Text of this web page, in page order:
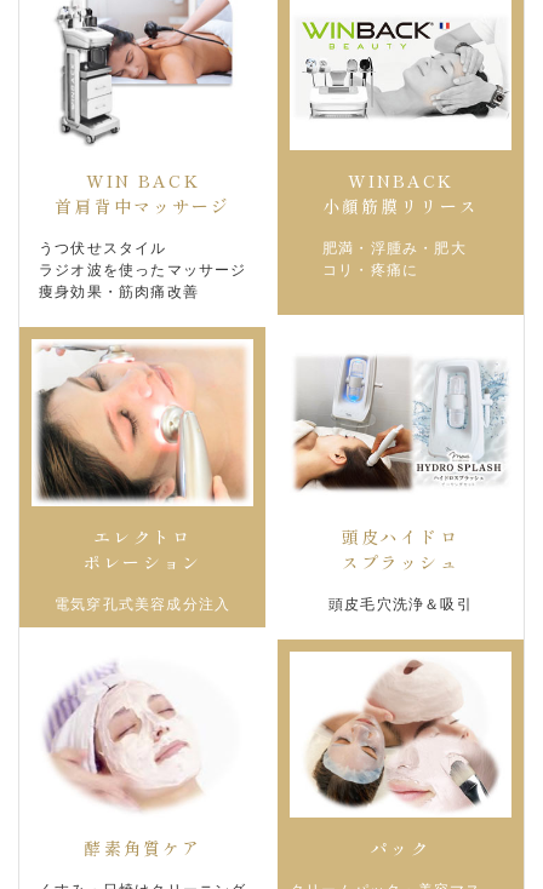
WIN BACK
首肩背中マッサージ
うつ伏せスタイル
ラジオ波を使ったマッサージ
痩身効果・筋肉痛改善
WINBACK
小顔筋膜リリース
肥満・浮腫み・肥大
コリ・疼痛に
エレクトロ
ポレーション
電気穿孔式美容成分注入
頭皮ハイドロ
スプラッシュ
頭皮毛穴洗浄＆吸引
酵素角質ケア パック